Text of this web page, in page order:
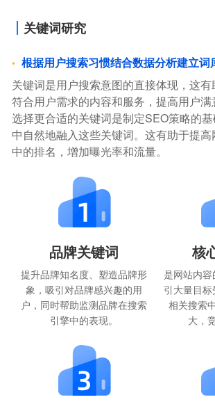
关键词研究
根据用户搜索习惯结合数据分析建立词
关键词是用户搜索意图的直接体现，这
符合用户需求的内容和服务，提高用户满
选择更合适的关键词是制定SEO策略的
中自然地融入这些关键词。这有助于提
中的排名，增加曝光率和流量。
品牌关键词
提升品牌知名度、塑造品牌形
象，吸引对品牌感兴趣的用
户，同时帮助监测品牌在搜索
引擎中的表现。
核
是网站内
引大量目
相关搜索
大，